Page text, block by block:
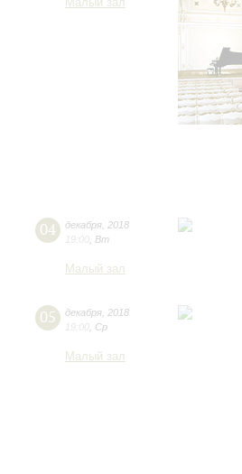
Малый зал
04 декабря 2018
19:00 Вт
Малый зал
05 декабря 2018
19:00 Ср
Малый зал